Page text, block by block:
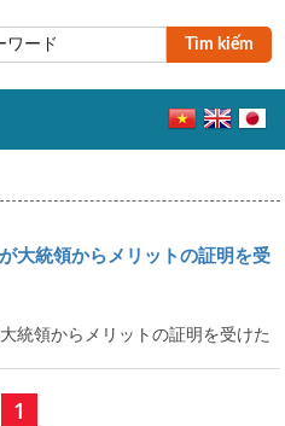
Tìm kiếm
大統領からメリットの証明を受
統領からメリットの証明を受けた
1